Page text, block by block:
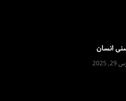
انسان
2025